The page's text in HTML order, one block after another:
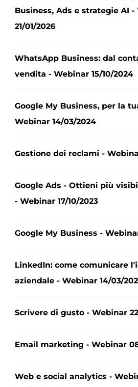
Business, Ads e strategie AI -
21/01/2026
WhatsApp Business: dal
vendita - Webinar 15/10/2024
Google My Business, per la
Webinar 14/03/2024
Gestione dei reclami -
Google Ads - Ottieni più
- Webinar 17/10/2023
Google My Business -
LinkedIn: come comunicare
aziendale - Webinar 14/03/
Scrivere di gusto - Webinar
Email marketing - Webinar
Web e social analytics -